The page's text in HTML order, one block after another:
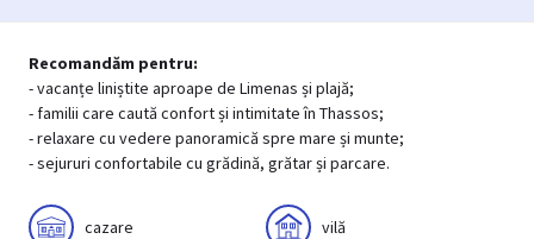
Recomandăm pentru:
- vacanțe liniștite aproape de Limenas și plajă;
- familii care caută confort și intimitate în Thassos;
- relaxare cu vedere panoramică spre mare și munte;
- sejururi confortabile cu grădină, grătar și parcare.
cazare vilă